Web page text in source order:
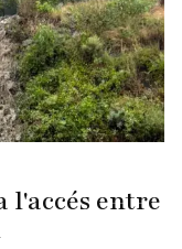
l'accés entre